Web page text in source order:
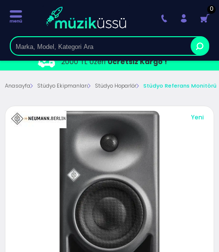
2000 TL ÜzeriÜcretsiz Kargo !
0
Anasayfa Stüdyo Ekipmanları Stüdyo Hoparlör Stüdyo Referans Monitörü
Yeni